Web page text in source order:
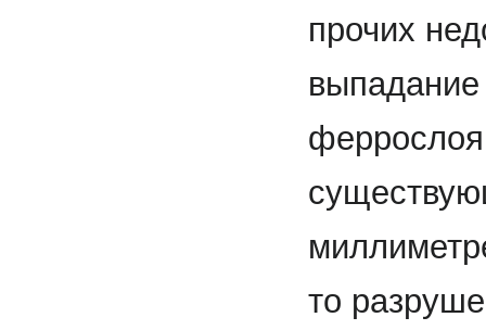
прочих
выпадание
то